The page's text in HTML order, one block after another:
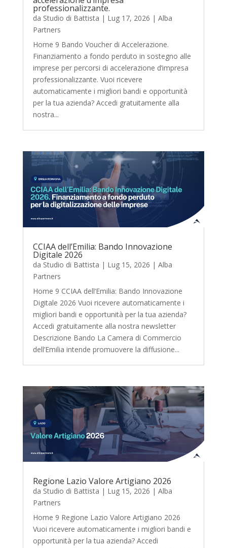
professionalizzante.
da Studio di Battista | Lug 17, 2026 | Alba
Partners
Home 9 Bando Voucher di Accelerazione.
Finanziamento a fondo perduto in sostegno alle
imprese per percorsi di accelerazione d’impresa
professionalizzante. Vuoi ricevere
automaticamente i migliori bandi e opportunità
per la tua azienda? Accedi gratuitamente alla
nostra...
CCIAA dell’Emilia: Bando Innovazione
Digitale 2026
da Studio di Battista | Lug 15, 2026 | Alba
Partners
Home 9 CCIAA dell’Emilia: Bando Innovazione
Digitale 2026 Vuoi ricevere automaticamente i
migliori bandi e opportunità per la tua azienda?
Accedi gratuitamente alla nostra newsletter
Descrizione Bando La Camera di Commercio
dell’Emilia intende promuovere la diffusione...
Regione Lazio Valore Artigiano 2026
da Studio di Battista | Lug 15, 2026 | Alba
Partners
Home 9 Regione Lazio Valore Artigiano 2026
Vuoi ricevere automaticamente i migliori bandi e
opportunità per la tua azienda? Accedi